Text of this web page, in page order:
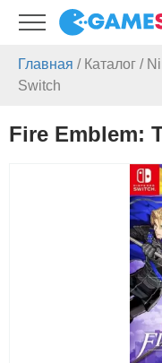
Главная / Каталог /
Switch
Fire Emblem: